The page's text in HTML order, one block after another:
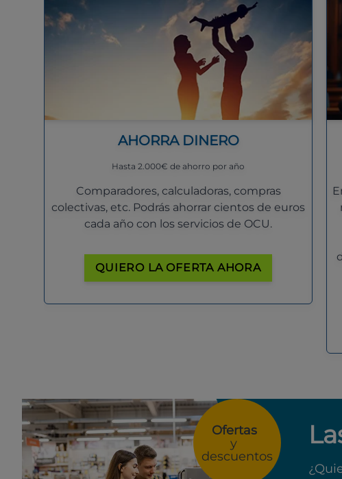
AHORRA DINERO
Hasta 2.000€ de ahorro por año
Comparadores, calculadoras, compras
colectivas, etc. Podrás ahorrar cientos de euros
cada año con los servicios de OCU.
QUIERO LA OFERTA AHORA
Ofertas
y
descuentos